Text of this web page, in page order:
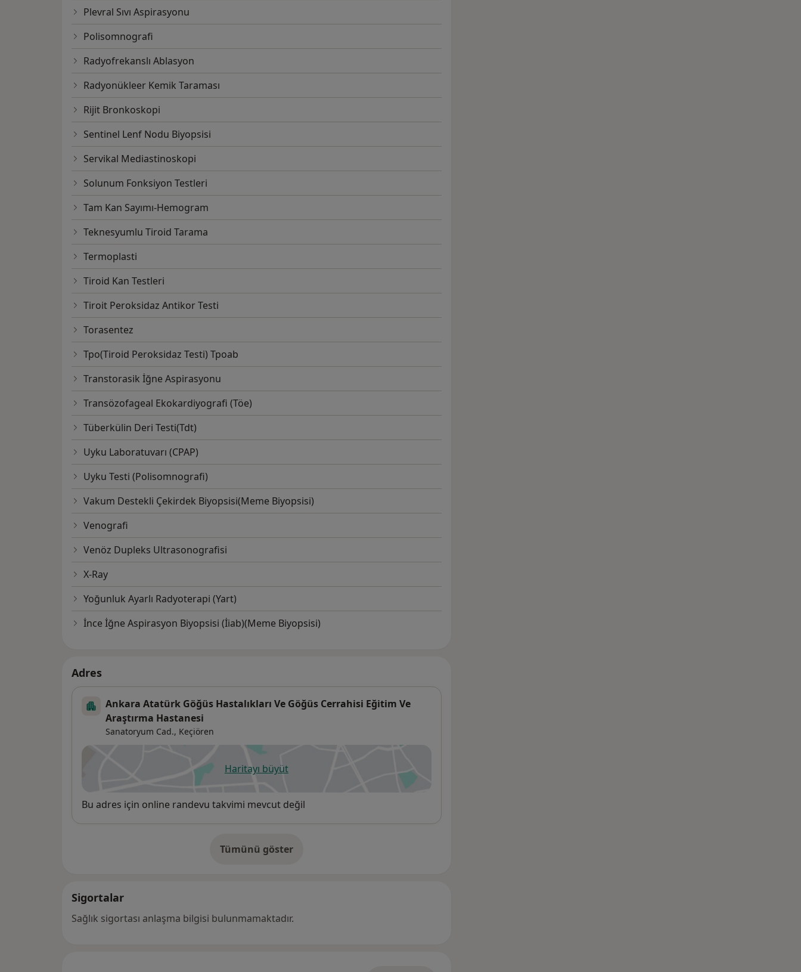
Plevral Sıvı Aspirasyonu
Polisomnografi
Radyofrekanslı Ablasyon
Radyonükleer Kemik Taraması
Rijit Bronkoskopi
Sentinel Lenf Nodu Biyopsisi
Servikal Mediastinoskopi
Solunum Fonksiyon Testleri
Tam Kan Sayımı-Hemogram
Teknesyumlu Tiroid Tarama
Termoplasti
Tiroid Kan Testleri
Tiroit Peroksidaz Antikor Testi
Torasentez
Tpo(Tiroid Peroksidaz Testi) Tpoab
Transtorasik İğne Aspirasyonu
Transözofageal Ekokardiyografi (Töe)
Tüberkülin Deri Testi(Tdt)
Uyku Laboratuvarı (CPAP)
Uyku Testi (Polisomnografi)
Vakum Destekli Çekirdek Biyopsisi(Meme Biyopsisi)
Venografi
Venöz Dupleks Ultrasonografisi
X-Ray
Yoğunluk Ayarlı Radyoterapi (Yart)
İnce İğne Aspirasyon Biyopsisi (İiab)(Meme Biyopsisi)
Adres
Ankara Atatürk Göğüs Hastalıkları Ve Göğüs Cerrahisi Eğitim Ve
Araştırma Hastanesi
Sanatoryum Cad., Keçiören
Haritayı büyüt
yeni bir sekmede açılır
Uygunluk
Bu adres için online randevu takvimi mevcut değil
Tümünü göster
adres hakkında
Sigortalar
Sağlık sigortası anlaşma bilgisi bulunmamaktadır.